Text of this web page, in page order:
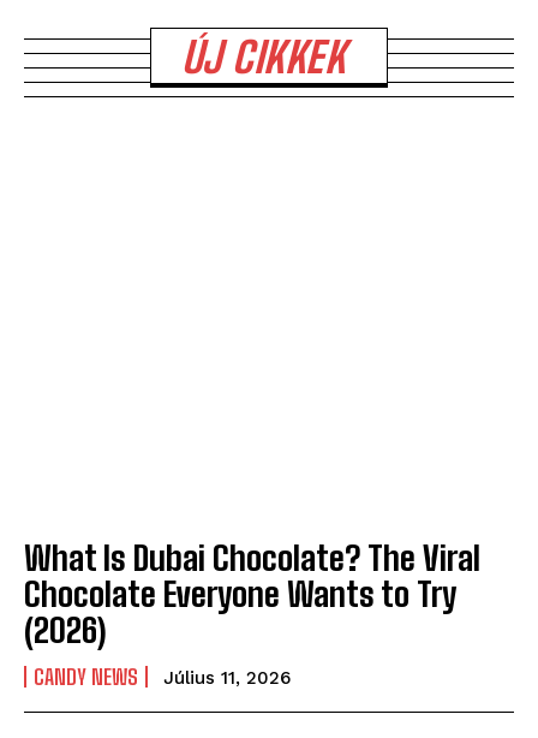
ÚJ CIKKEK
What Is Dubai Chocolate? The Viral
Chocolate Everyone Wants to Try
(2026)
CANDY NEWS Július 11, 2026